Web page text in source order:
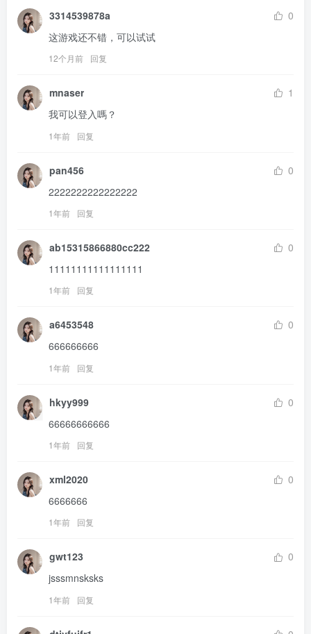
3314539878a
0
这游戏还不错，可以试试
12个月前 回复
mnaser
1
我可以登入嗎？
1年前 回复
pan456
0
2222222222222222
1年前 回复
ab15315866880cc222
0
11111111111111111
1年前 回复
a6453548
0
666666666
1年前 回复
hkyy999
0
66666666666
1年前 回复
xml2020
0
6666666
1年前 回复
gwt123
0
jsssmnsksks
1年前 回复